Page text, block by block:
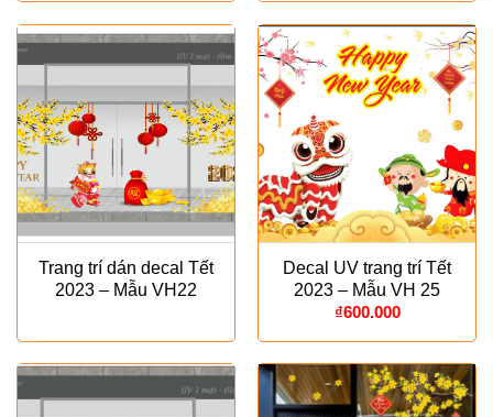
Trang trí dán decal Tết
2023 – Mẫu VH22
Decal UV trang trí Tết
2023 – Mẫu VH 25
₫600.000